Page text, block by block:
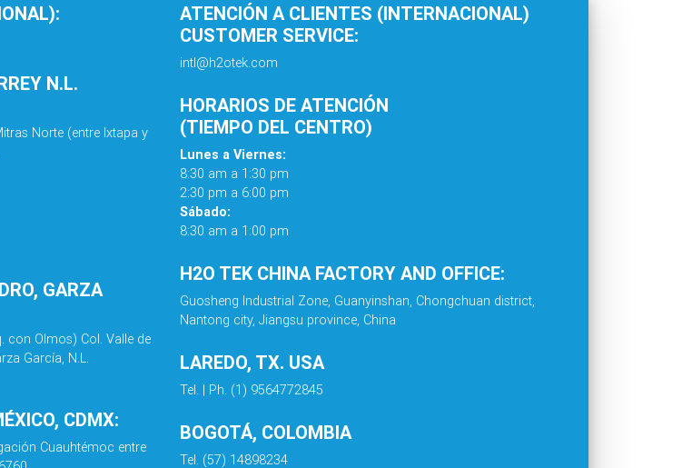
N.L.
Norte (entre Ixtapa y
GARZA
con Olmos) Col. Valle de
García, N.L.
CDMX:
Cuauhtémoc entre
ATENCIÓN A CLIENTES (INTERNACIONAL)
CUSTOMER SERVICE:
intl@h2otek.com
HORARIOS DE ATENCIÓN
(TIEMPO DEL CENTRO)
Lunes a Viernes:
8:30 am a 1:30 pm
2:30 pm a 6:00 pm
Sábado:
8:30 am a 1:00 pm
H2O TEK CHINA FACTORY AND OFFICE:
Guosheng Industrial Zone, Guanyinshan, Chongchuan district,
Nantong city, Jiangsu province, China
LAREDO, TX. USA
Tel. | Ph. (1) 9564772845
BOGOTÁ, COLOMBIA
Tel. (57) 14898234